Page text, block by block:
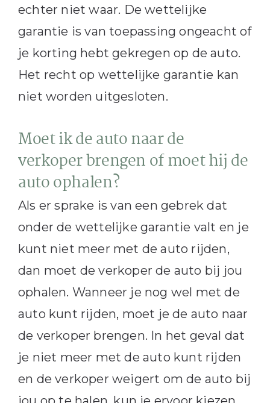
echter niet waar. De wettelijke
garantie is van toepassing ongeacht of
je korting hebt gekregen op de auto.
Het recht op wettelijke garantie kan
niet worden uitgesloten.
Moet ik de auto naar de
verkoper brengen of moet hij de
auto ophalen?
Als er sprake is van een gebrek dat
onder de wettelijke garantie valt en je
kunt niet meer met de auto rijden,
dan moet de verkoper de auto bij jou
ophalen. Wanneer je nog wel met de
auto kunt rijden, moet je de auto naar
de verkoper brengen. In het geval dat
je niet meer met de auto kunt rijden
en de verkoper weigert om de auto bij